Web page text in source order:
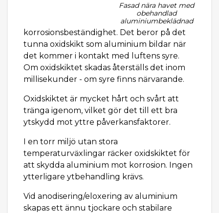
Fasad nära havet med
obehandlad
aluminiumbeklädnad
korrosionsbeständighet. Det beror på det
tunna oxidskikt som aluminium bildar när
det kommer i kontakt med luftens syre.
Om oxidskiktet skadas återställs det inom
millisekunder - om syre finns närvarande.
Oxidskiktet är mycket hårt och svårt att
tränga igenom, vilket gör det till ett bra
ytskydd mot yttre påverkansfaktorer.
I en torr miljö utan stora
temperaturväxlingar räcker oxidskiktet för
att skydda aluminium mot korrosion. Ingen
ytterligare ytbehandling krävs.
Vid anodisering/eloxering av aluminium
skapas ett ännu tjockare och stabilare